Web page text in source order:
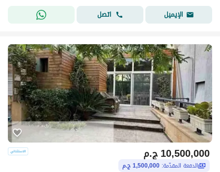
الإيميل
اتصل
ج.م10,500,000
الدفعة المقدّمة: 1,500,000 ج.م